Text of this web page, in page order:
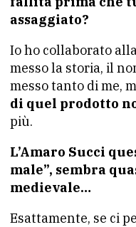
assaggiato?
Io ho collaborato
messo la storia, il
messo tanto di me,
di quel prodotto
più.
L’Amaro Succi
male”, sembra
medievale…
Esattamente, se ci